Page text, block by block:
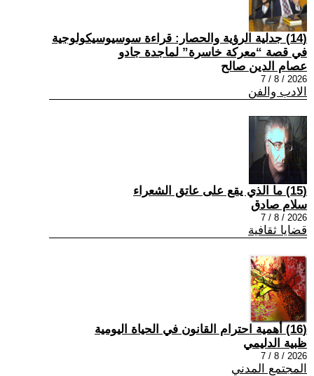
(14) جدلية الرؤية والحصار: قراءة سوسيوسيكولوجية
في قصة “معركة خاسرة” لماجدة جادو
عصام الدين صالح
2026 / 8 / 7
الادب والفن
(15) ما الذي يقع على عاتق الشعراء
سلام صادق
2026 / 8 / 7
قضايا ثقافية
(16) أهمية احترام القانون في الحياة اليومية
ظبية الدليمي
2026 / 8 / 7
المجتمع المدني